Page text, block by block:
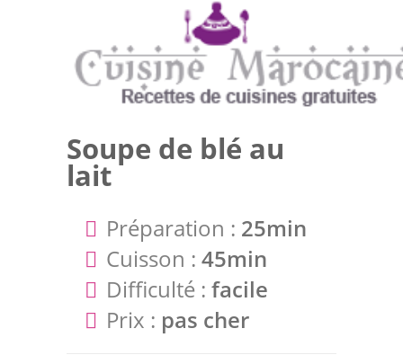
Soupe de blé au
lait
Préparation : 25min
Cuisson : 45min
Difficulté : facile
Prix : pas cher